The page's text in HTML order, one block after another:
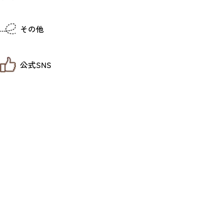
市内の交通情報
その他
お問い合わせ
公式SNS